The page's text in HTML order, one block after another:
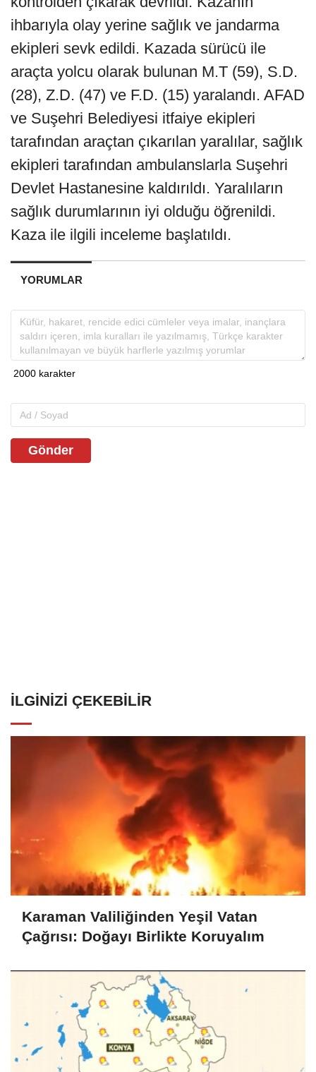
ihbarıyla olay yerine sağlık ve jandarma
ekipleri sevk edildi. Kazada sürücü ile
araçta yolcu olarak bulunan M.T (59), S.D.
(28), Z.D. (47) ve F.D. (15) yaralandı. AFAD
ve Suşehri Belediyesi itfaiye ekipleri
tarafından araçtan çıkarılan yaralılar, sağlık
ekipleri tarafından ambulanslarla Suşehri
Devlet Hastanesine kaldırıldı. Yaralıların
sağlık durumlarının iyi olduğu öğrenildi.
Kaza ile ilgili inceleme başlatıldı.
YORUMLAR
Gönder
İLGINIZI ÇEKEBILIR
Karaman Valiliğinden Yeşil Vatan
Çağrısı: Doğayı Birlikte Koruyalım